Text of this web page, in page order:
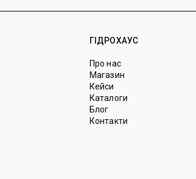
ГІДРОХАУС
Про нас
Магазин
Кейси
Каталоги
Блог
Контакти